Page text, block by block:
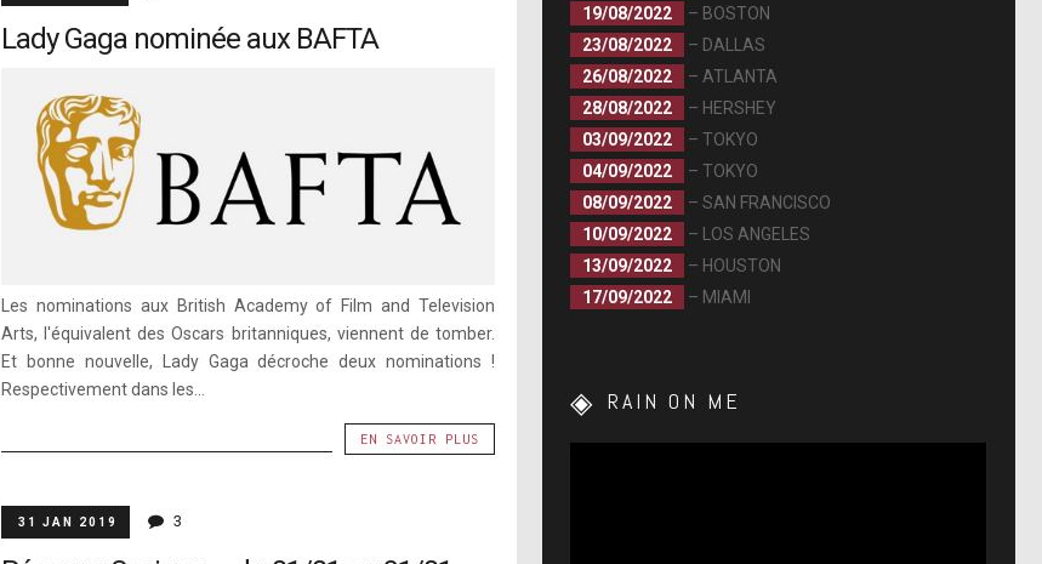
Lady Gaga nominée aux BAFTA
Les nominations aux British Academy of Film and Television
Arts, l'équivalent des Oscars britanniques, viennent de tomber.
Et bonne nouvelle, Lady Gaga décroche deux nominations !
Respectivement dans les...
EN SAVOIR PLUS
31 JAN 2019 3
19/08/2022
– BOSTON
23/08/2022
– DALLAS
26/08/2022
– ATLANTA
28/08/2022
– HERSHEY
03/09/2022
– TOKYO
04/09/2022
– TOKYO
08/09/2022
– SAN FRANCISCO
10/09/2022
– LOS ANGELES
13/09/2022
– HOUSTON
17/09/2022
– MIAMI
RAIN ON ME